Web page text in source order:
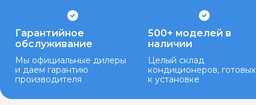
Гарантийное
обслуживание
Мы официальные дилеры
и даем гарантию
производителя
500+ моделей в
наличии
Целый склад
кондиционеров, готовых
к установке